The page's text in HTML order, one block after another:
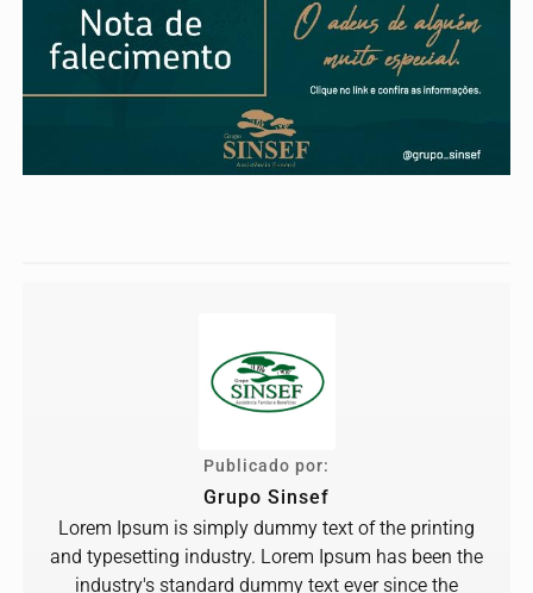
Publicado por:
Grupo Sinsef
Lorem Ipsum is simply dummy text of the printing
and typesetting industry. Lorem Ipsum has been the
industry's standard dummy text ever since the